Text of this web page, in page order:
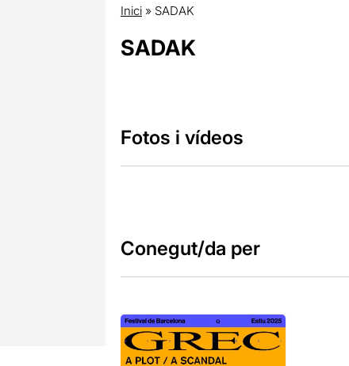
Inici» SADAK
SADAK
Fotos i vídeos
Conegut/da per